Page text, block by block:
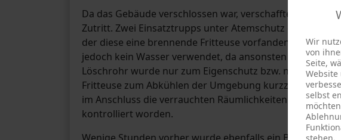
Da das Gebäude verschlossen war, verschaffte sich die
Zutritt. Zwei Einsatztrupps unter Atemschutz drangen
der diese eine brennende Fritteuse vorfanden. Diese
jedoch kein Wasser verwendet, da ansonsten die
Löschrohr wurde nur zum Eigenschutz bzw. nach dem
Fritteuse zum Abkühlen der Umgebung kurzzeitig
im Anschluss die verrauchten Räumlichkeiten belüftet
kontrolliert worden.
Wir
von
Seite,
selbst